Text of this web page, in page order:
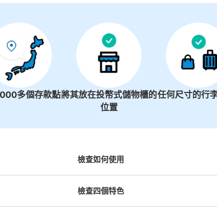
多個存款點將其放在投幣式儲物櫃的
位置
任何尺寸的行
檢查如何使用
檢查四個特色